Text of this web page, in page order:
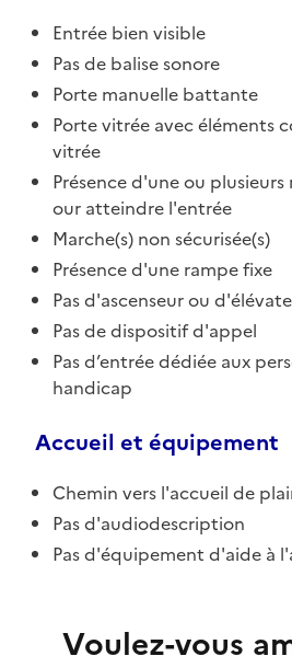
Entrée bien visible
Pas de balise sonore
Porte manuelle battante
Porte vitrée avec éléments
vitrée
Présence d'une ou
our atteindre l'entrée
Marche(s) non sécurisée(s)
Présence d'une rampe fixe
Pas d'ascenseur ou
Pas de dispositif d'appel
Pas d’entrée dédiée aux
handicap
Accueil et équipement
Chemin vers l'accueil de
Pas d'audiodescription
Pas d'équipement d'aide à
Voulez-vous